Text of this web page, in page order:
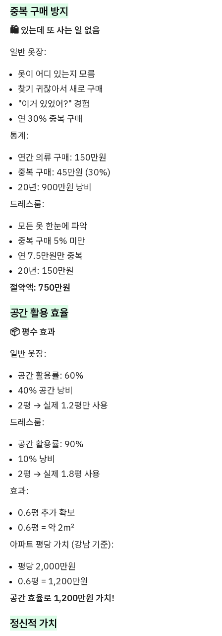
중복 구매 방지
🛍️ 있는데 또 사는 일 없음
일반 옷장:
옷이 어디 있는지 모름
찾기 귀찮아서 새로 구매
"이거 있었어?" 경험
연 30% 중복 구매
통계:
연간 의류 구매: 150만원
중복 구매: 45만원 (30%)
20년: 900만원 낭비
드레스룸:
모든 옷 한눈에 파악
중복 구매 5% 미만
연 7.5만원만 중복
20년: 150만원
절약액: 750만원
공간 활용 효율
📦 평수 효과
일반 옷장:
공간 활용률: 60%
40% 공간 낭비
2평 → 실제 1.2평만 사용
드레스룸:
공간 활용률: 90%
10% 낭비
2평 → 실제 1.8평 사용
효과:
0.6평 추가 확보
0.6평 = 약 2㎡
아파트 평당 가치 (강남 기준):
평당 2,000만원
0.6평 = 1,200만원
공간 효율로 1,200만원 가치!
정신적 가치